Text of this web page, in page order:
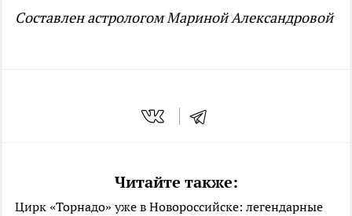
Cоставлен астрологом Мариной Александровой
Читайте также:
Цирк «Торнадо» уже в Новороссийске: легендарные